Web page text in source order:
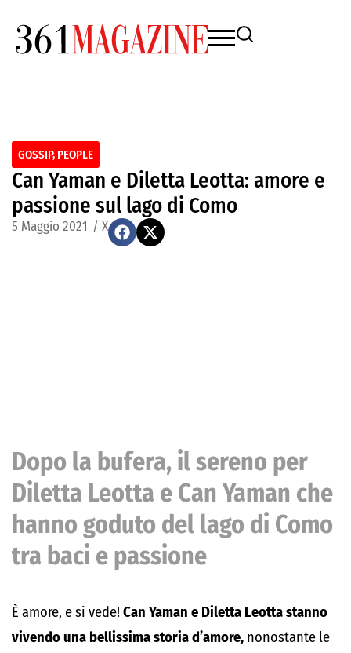
GOSSIP, PEOPLE
Can Yaman e Diletta Leotta: amore e
passione sul lago di Como
5 Maggio 2021 / X
Dopo la bufera, il sereno per
Diletta Leotta e Can Yaman che
hanno goduto del lago di Como
tra baci e passione
È amore, e si vede!Can Yaman e Diletta Leotta stanno
vivendo una bellissima storia d’amore, nonostante le